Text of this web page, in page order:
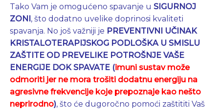
Tako Vam je omogućeno spavanje u SIGURNOJ
ZONI, što dodatno uvelike doprinosi kvaliteti
spavanja. No još važniji je PREVENTIVNI UČINAK
KRISTALOTERAPIJSKOG PODLOŠKA U SMISLU
ZAŠTITE OD PREVELIKE POTROŠNJE VAŠE
ENERGIJE DOK SPAVATE (imuni sustav može
odmoriti jer ne mora trošiti dodatnu energiju na
agresivne frekvencije koje prepoznaje kao nešto
neprirodno), što će dugoročno pomoći zaštititi Vaš